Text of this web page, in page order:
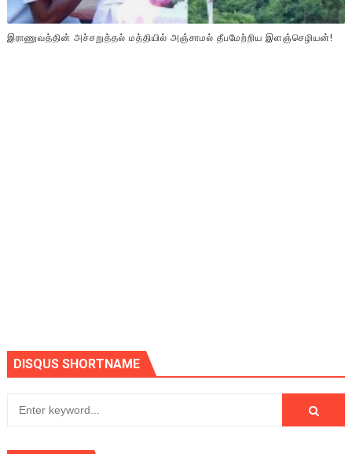
இராணுவத்தின் அச்சறுத்தல் மத்தியில் அஞ்சாமல் தீபமேற்றிய இளஞ்செழியன்!
DISQUS SHORTNAME